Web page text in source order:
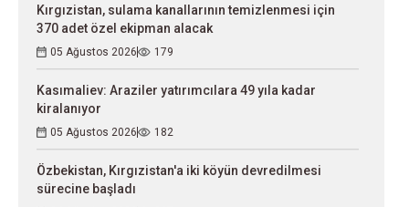
Kırgızistan, sulama kanallarının temizlenmesi için
370 adet özel ekipman alacak
05 Ağustos 2026 179
Kasımaliev: Araziler yatırımcılara 49 yıla kadar
kiralanıyor
05 Ağustos 2026 182
Özbekistan, Kırgızistan'a iki köyün devredilmesi
sürecine başladı